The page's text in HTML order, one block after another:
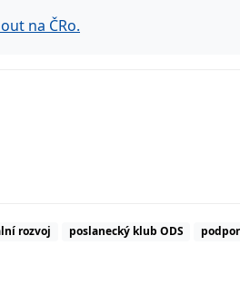
na ČRo.
rozvoj poslanecký klub ODS